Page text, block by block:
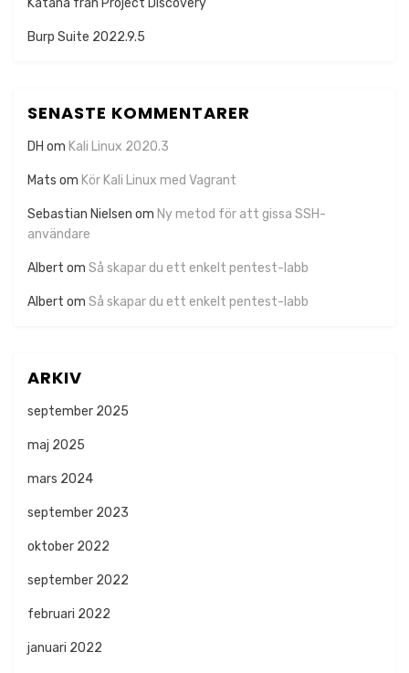
Katana från Project Discovery
Burp Suite 2022.9.5
SENASTE KOMMENTARER
DH om Kali Linux 2020.3
Mats om Kör Kali Linux med Vagrant
Sebastian Nielsen om Ny metod för att gissa SSH-
användare
Albert om Så skapar du ett enkelt pentest-labb
Albert om Så skapar du ett enkelt pentest-labb
ARKIV
september 2025
maj 2025
mars 2024
september 2023
oktober 2022
september 2022
februari 2022
januari 2022